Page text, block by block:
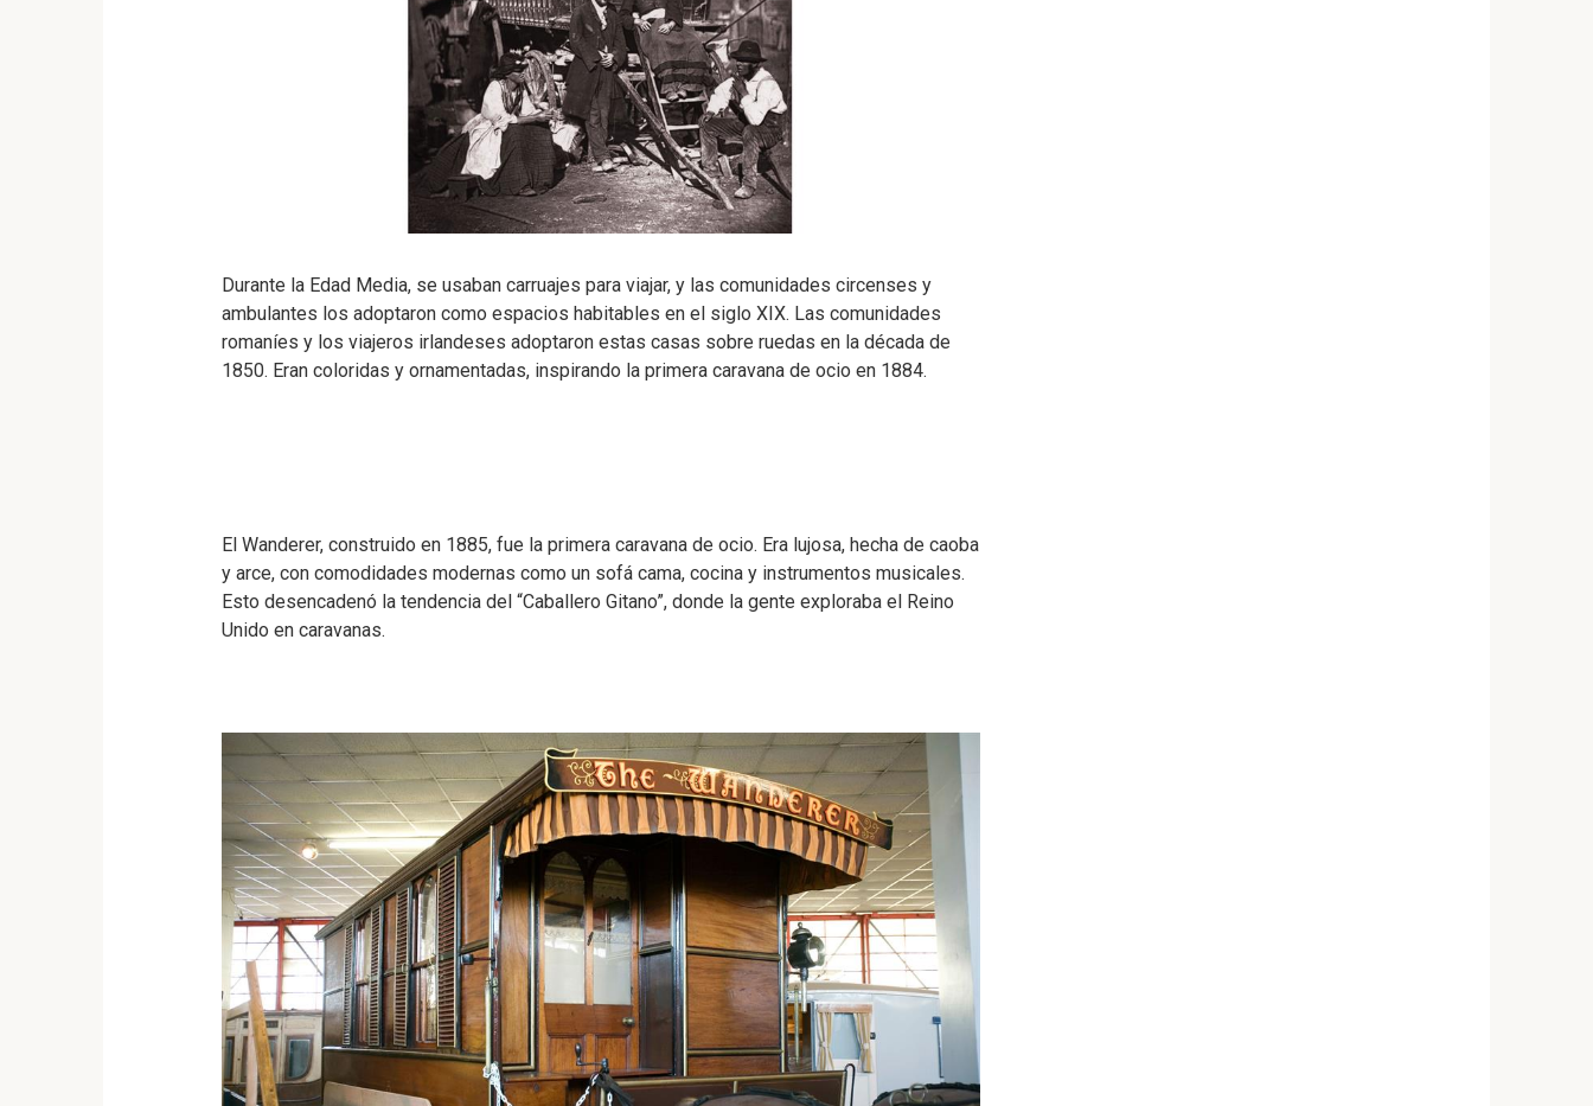
Durante la Edad Media, se usaban carruajes para viajar, y las comunidades circenses y
ambulantes los adoptaron como espacios habitables en el siglo XIX. Las comunidades
romaníes y los viajeros irlandeses adoptaron estas casas sobre ruedas en la década de
1850. Eran coloridas y ornamentadas, inspirando la primera caravana de ocio en 1884.
El Wanderer, construido en 1885, fue la primera caravana de ocio. Era lujosa, hecha de caoba
y arce, con comodidades modernas como un sofá cama, cocina y instrumentos musicales.
Esto desencadenó la tendencia del “Caballero Gitano”, donde la gente exploraba el Reino
Unido en caravanas.